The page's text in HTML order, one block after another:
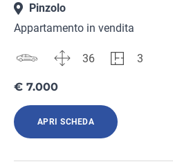
Pinzolo
Appartamento in vendita
36 3
€ 7.000
APRI SCHEDA